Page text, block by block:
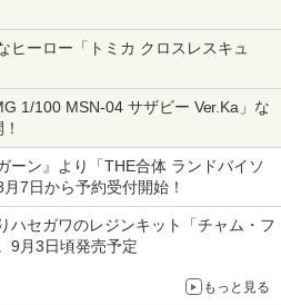
種各3色
ヒーロー「トミカ クロスレスキュ
1/100 MSN-04 サザビー Ver.Ka」な
ーン』より「THE合体 ランドバイソ
7日から予約受付開始！
ハセガワのレジンキット「チャム・フ
9月3日頃発売予定
もっと見る